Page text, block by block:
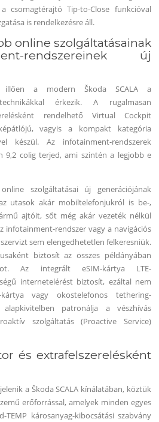
csomagtérajtó Tip-to-Close funkcióval
is rendelkezésre áll.
online szolgáltatásainak
rendszereinek új
illően a modern Škoda SCALA a
érkezik. A rugalmasan
rendelhető Virtual Cockpit
vagyis a kompakt kategória
készül. Az infotainment-rendszerek
9,2 colig terjed, ami szintén a legjobb e
szolgáltatásai új generációjának
utasok akár mobiltelefonjukról is be-,
ajtóit, sőt még akár vezeték nélkül
infotainment-rendszer vagy a navigációs
sem elengedhetetlen felkeresniük.
biztosít az összes példányában
Az integrált eSIM-kártya LTE-
internetelérést biztosít, ezáltal nem
vagy okostelefonos tethering-
patronálja a vészhívás
szolgáltatás (Proactive Service)
és extrafelszerelésként
a Škoda SCALA kínálatában, köztük
erőforrással, amelyek minden egyes
károsanyag-kibocsátási szabvány